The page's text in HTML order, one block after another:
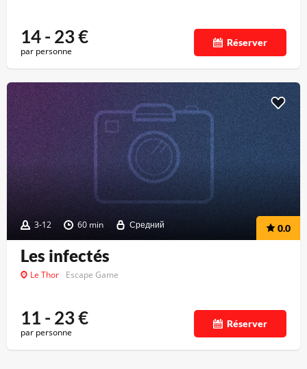
14 - 23€
par personne
Réserver
3-12 60 min Средний 0.0
Les infectés
Le Thor Escape Game
11 - 23€
par personne
Réserver